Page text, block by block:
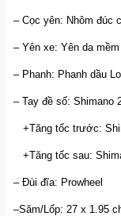
– Cọc yên: Nhôm đúc
– Yên xe: Yên da
– Phanh: Phanh dầu
– Tay đề số: Shimano
+Tăng tốc trước:
+Tăng tốc sau:
– Đùi đĩa: Prowheel
–Săm/Lốp: 27 x 1.95